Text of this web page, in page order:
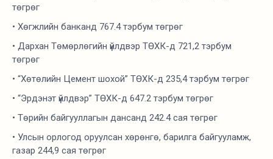
төгрөг
• Хөгжлийн банканд 767.4 тэрбум төгрөг
• Дархан Төмөрлөгийн үйлдвэр ТӨХК-д 721,2 тэрбум
төгрөг
• “Хөтөлийн Цемент шохой” ТӨХК-д 235,4 тэрбум төгрөг
• “Эрдэнэт үйлдвэр” ТӨХК-д 647.2 тэрбум төгрөг
• Төрийн байгууллагын дансанд 242.4 сая төгрөг
• Улсын орлогод оруулсан хөрөнгө, барилга байгууламж,
газар 244,9 сая төгрөг